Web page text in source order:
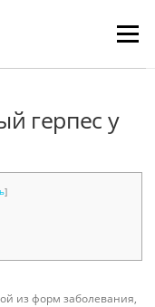
Menu
герпес у
]
из форм заболевания,
предложений по